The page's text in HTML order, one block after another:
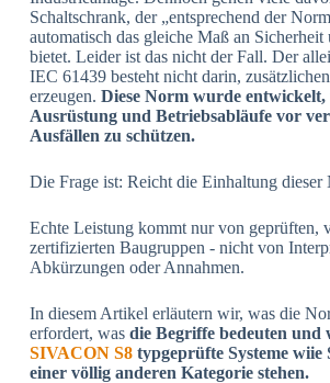
Schaltschrank, der „entsprechend der
automatisch das gleiche Maß an
bietet. Leider ist das nicht der Fall. Der
IEC 61439 besteht nicht darin,
erzeugen. Diese Norm wurde entwickelt,
Ausrüstung und Betriebsabläufe vor
Ausfällen zu schützen.
Die Frage ist: Reicht die Einhaltung dieser
Echte Leistung kommt nur von geprüften,
zertifizierten Baugruppen - nicht von
Abkürzungen oder Annahmen.
In diesem Artikel erläutern wir, was die
erfordert, was die Begriffe bedeuten und
SIVACON S8typgeprüfte Systeme wiie
einer völlig anderen Kategorie stehen.